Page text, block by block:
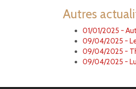
Autres
01/01/2025 -
09/04/2025 -
09/04/2025 -
09/04/2025 -